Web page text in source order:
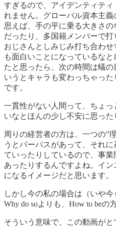
すぎるので、アイデンティテ
れません。グローバル資本主
思えば、手の平に乗る大きさ
だったり、多国籍メンバーで
おじさんとしみじみ打ち合わ
も面白いことになっているな
たと思ったら、次の時間は蟻
いうとキャラも変わっちゃっ
です。
一貫性がない人間って、ちょ
いなとほんの少し不安に思った
周りの経営者の方は、一つの”
うとパーパスがあって、それ
ていったりしているので、事
あったりするんですよね。イ
になるイメージだと思います。
しかし今の私の場合は（いや今
Why do soよりも、How to beの
そういう意味で、この動画がと